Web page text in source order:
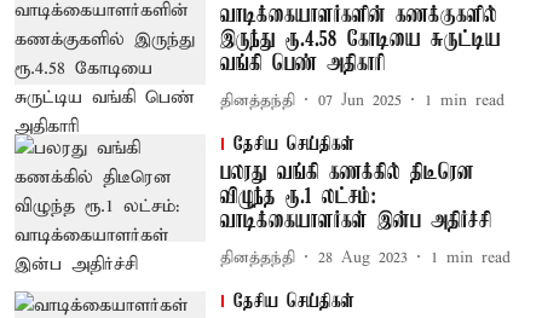
வாடிக்கையாளர்களின் கணக்குகளில்
இருந்து ரூ.4.58 கோடியை சுருட்டிய
வங்கி பெண் அதிகாரி
தினத்தந்தி 07 Jun 2025 1 min read
தேசிய செய்திகள்
பலரது வங்கி கணக்கில் திடீரென
விழுந்த ரூ.1 லட்சம்:
வாடிக்கையாளர்கள் இன்ப அதிர்ச்சி
தினத்தந்தி 28 Aug 2023 1 min read
தேசிய செய்திகள்